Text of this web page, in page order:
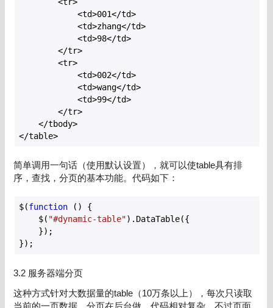
            <td>
001</td>
            <td>zhang</td>
            <td>
98</td>
        </tr>
        <tr>
            <td>
002</td>
            <td>wang</td>
            <td>
99</td>
        </tr>
    </tbody>
</table>
简单调用一句话（使用默认设置），就可以使table具有排
序，查找，分页的基本功能。代码如下：
$(function ( ) {
    $(
"#dynamic-table").DataTable({
    });
});
3.2 服务器端分页
这种方式针对大数据量的table（10万条以上），每次只读取
当前的一页数据，分页在后台做。代码相对复杂，不过页面